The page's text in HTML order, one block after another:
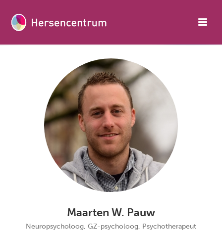
Maarten W. Pauw
Neuropsycholoog, GZ-psycholoog, Psychotherapeut